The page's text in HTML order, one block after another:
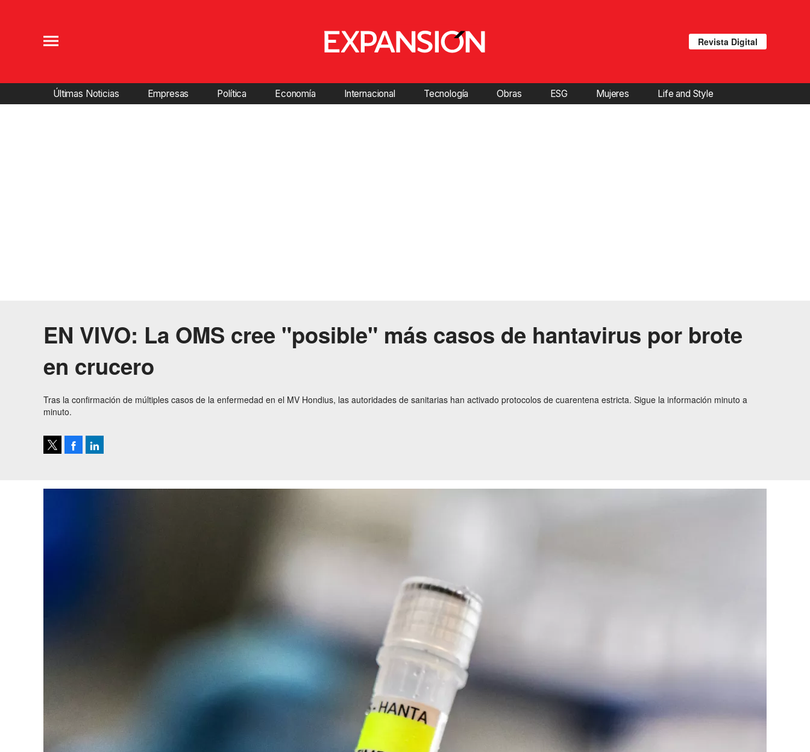
Revista Digital
Últimas Noticias Empresas Política Economía Internacional Tecnología Obras ESG Mujeres Life and Style
EN VIVO: La OMS cree "posible" más casos de hantavirus por brote
en crucero
Facebook
Tras la confirmación de múltiples casos de la enfermedad en el MV Hondius, las autoridades de sanitarias han activado protocolos de cuarentena estricta. Sigue la información minuto a
minuto.